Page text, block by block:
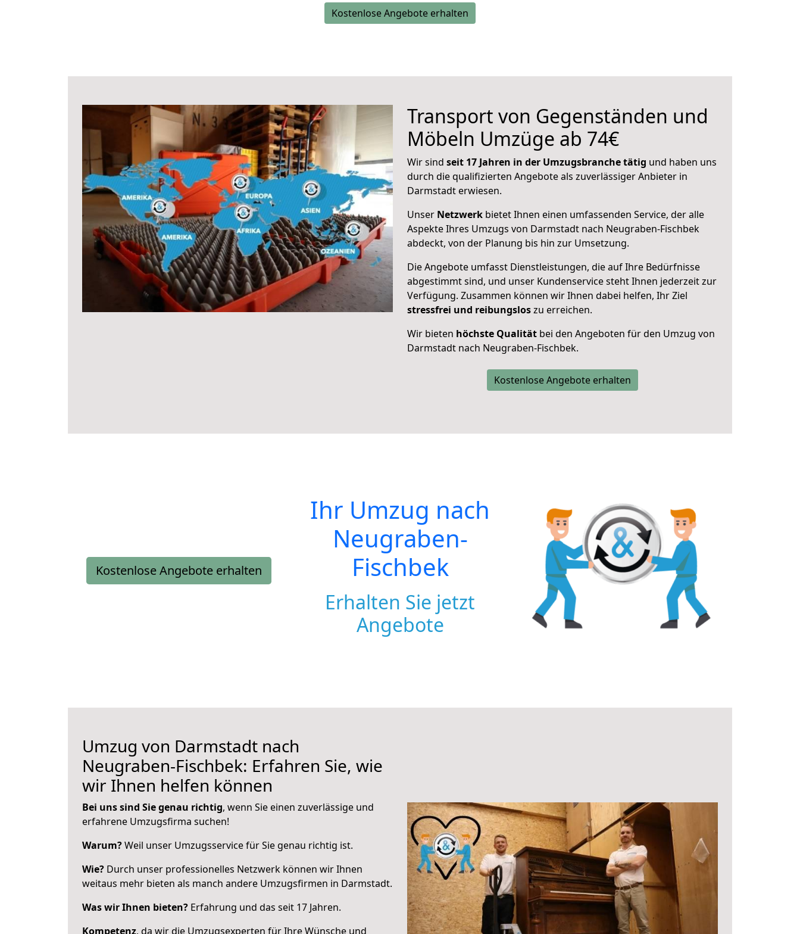
Kostenlose Angebote erhalten
Transport von Gegenständen und
Möbeln Umzüge ab 74€
Wir sind seit 17 Jahren in der Umzugsbranche tätig und haben uns
durch die qualifizierten Angebote als zuverlässiger Anbieter in
Darmstadt erwiesen.
Unser Netzwerk bietet Ihnen einen umfassenden Service, der alle
Aspekte Ihres Umzugs von Darmstadt nach Neugraben-Fischbek
abdeckt, von der Planung bis hin zur Umsetzung.
Die Angebote umfasst Dienstleistungen, die auf Ihre Bedürfnisse
abgestimmt sind, und unser Kundenservice steht Ihnen jederzeit zur
Verfügung. Zusammen können wir Ihnen dabei helfen, Ihr Ziel
stressfrei und reibungsloszu erreichen.
Wir bieten höchste Qualität bei den Angeboten für den Umzug von
Darmstadt nach Neugraben-Fischbek.
Kostenlose Angebote erhalten
Kostenlose Angebote erhalten
Ihr Umzug nach
Neugraben-
Fischbek
Erhalten Sie jetzt
Angebote
Umzug von Darmstadt nach
Neugraben-Fischbek: Erfahren Sie, wie
wir Ihnen helfen können
Bei uns sind Sie genau richtig, wenn Sie einen zuverlässige und
erfahrene Umzugsfirma suchen!
Warum?Weil unser Umzugsservice für Sie genau richtig ist.
Wie? Durch unser professionelles Netzwerk können wir Ihnen
weitaus mehr bieten als manch andere Umzugsfirmen in Darmstadt.
Was wir Ihnen bieten? Erfahrung und das seit 17 Jahren.
Kompetenz, da wir die Umzugsexperten für Ihre Wünsche und